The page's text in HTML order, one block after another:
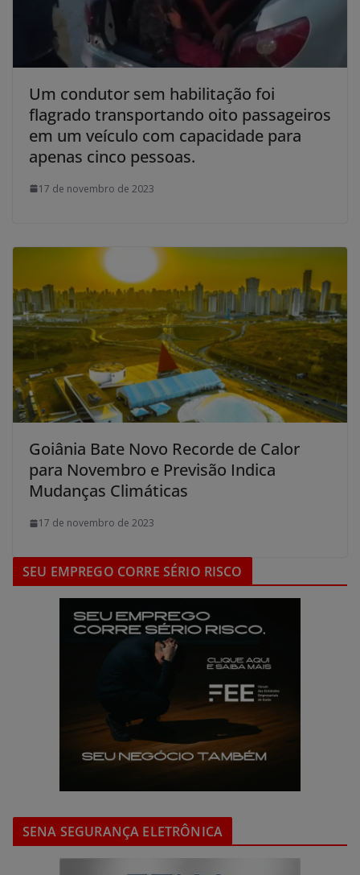
Um condutor sem habilitação foi
flagrado transportando oito passageiros
em um veículo com capacidade para
apenas cinco pessoas.
17 de novembro de 2023
Goiânia Bate Novo Recorde de Calor
para Novembro e Previsão Indica
Mudanças Climáticas
17 de novembro de 2023
SEU EMPREGO CORRE SÉRIO RISCO
SENA SEGURANÇA ELETRÔNICA